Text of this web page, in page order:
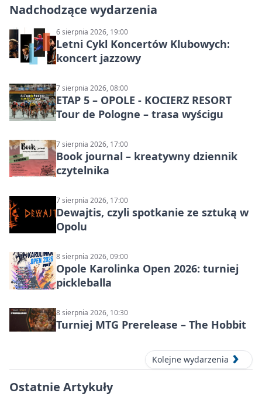
Nadchodzące wydarzenia
6 sierpnia 2026, 19:00
Letni Cykl Koncertów Klubowych:
koncert jazzowy
7 sierpnia 2026, 08:00
ETAP 5 – OPOLE - KOCIERZ RESORT
Tour de Pologne – trasa wyścigu
7 sierpnia 2026, 17:00
Book journal – kreatywny dziennik
czytelnika
7 sierpnia 2026, 17:00
Dewajtis, czyli spotkanie ze sztuką w
Opolu
8 sierpnia 2026, 09:00
Opole Karolinka Open 2026: turniej
pickleballa
8 sierpnia 2026, 10:30
Turniej MTG Prerelease – The Hobbit
Kolejne wydarzenia
Ostatnie Artykuły